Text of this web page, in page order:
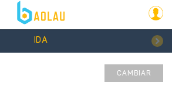
IDA
CAMBIAR